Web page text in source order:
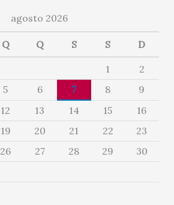
agosto 2026
Q Q S S D
1
2
5 6 7 8
9
12 13 14 15
16
19 20 21 22
23
26 27 28 29
30